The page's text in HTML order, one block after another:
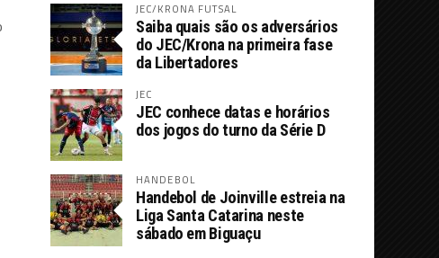
JEC/KRONA FUTSAL
Saiba quais são os adversários
do JEC/Krona na primeira fase
da Libertadores
JEC
JEC conhece datas e horários
dos jogos do turno da Série D
HANDEBOL
Handebol de Joinville estreia na
Liga Santa Catarina neste
sábado em Biguaçu